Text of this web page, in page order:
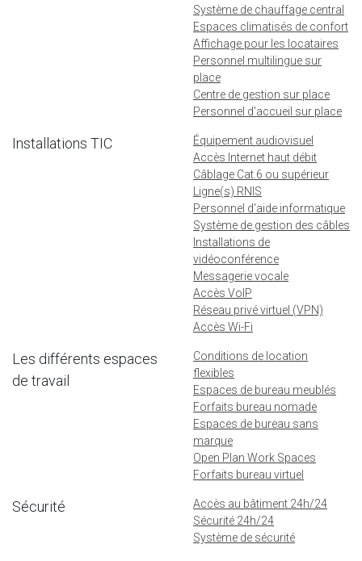
Système de chauffage central
Espaces climatisés de confort
Affichage pour les locataires
Personnel multilingue sur
place
Centre de gestion sur place
Personnel d'accueil sur place
Installations TIC
Équipement audiovisuel
Accès Internet haut débit
Câblage Cat.6 ou supérieur
Ligne(s) RNIS
Personnel d'aide informatique
Système de gestion des câbles
Installations de
vidéoconférence
Messagerie vocale
Accès VoIP
Réseau privé virtuel (VPN)
Accès Wi-Fi
Les différents espaces
de travail
Conditions de location
flexibles
Espaces de bureau meublés
Forfaits bureau nomade
Espaces de bureau sans
marque
Open Plan Work Spaces
Forfaits bureau virtuel
Sécurité
Accès au bâtiment 24h/24
Sécurité 24h/24
Système de sécurité